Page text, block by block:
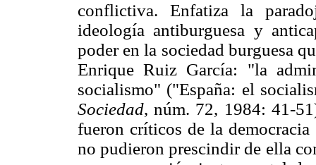
conflictiva. Enfatiza la
ideología antiburguesa y
poder en la sociedad burguesa
Enrique Ruiz García: "la
socialismo" ("España: el
Sociedad, núm. 72, 1984: 41-
fueron críticos de la
no pudieron prescindir de ella